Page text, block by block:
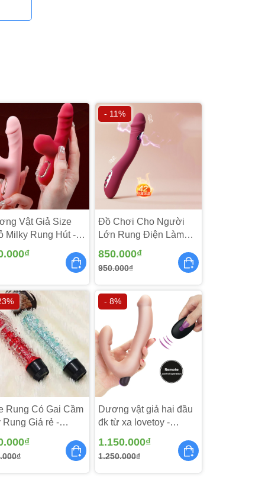
Vật Giả Size
Milky Rung Hút -
- 11%
Đồ Chơi Cho Người
Lớn Rung Điện Làm
Ấm - DV268
850.000₫
950.000₫
Rung Có Gai Cầm
Rung Giá rẻ -
- 8%
Dương vật giả hai đầu
đk từ xa lovetoy -
1.150.000₫
1.250.000₫